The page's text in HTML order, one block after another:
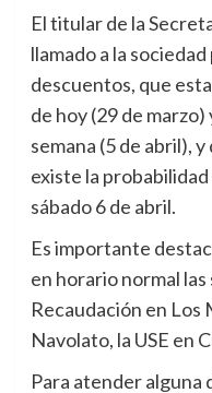
El titular de la
llamado a la
descuentos, que
de hoy (29 de
semana (5 de abril),
existe la
sábado 6 de abril.
Es importante
en horario normal
Recaudación en Los
Navolato, la USE en
Para atender alguna